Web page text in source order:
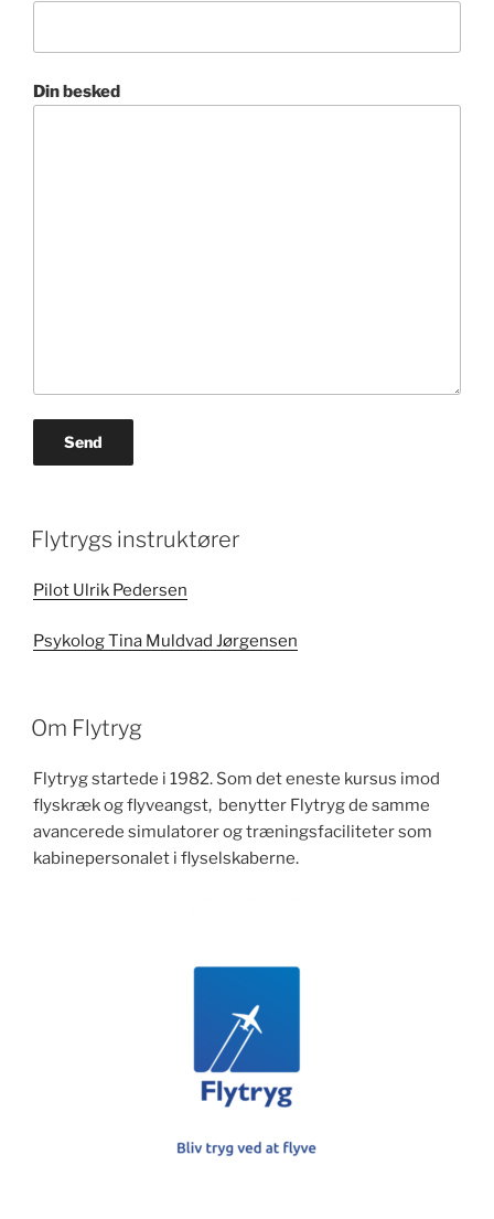
Din besked
Flytrygs instruktører
Pilot Ulrik Pedersen
Psykolog Tina Muldvad Jørgensen
Om Flytryg
Flytryg startede i 1982. Som det eneste kursus imod
flyskræk og flyveangst, benytter Flytryg de samme
avancerede simulatorer og træningsfaciliteter som
kabinepersonalet i flyselskaberne.